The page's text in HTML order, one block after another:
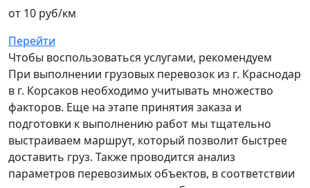
от 10 руб/км
Перейти
Чтобы воспользоваться услугами, рекомендуем
При выполнении грузовых перевозок из г. Краснодар
в г. Корсаков необходимо учитывать множество
факторов. Еще на этапе принятия заказа и
подготовки к выполнению работ мы тщательно
выстраиваем маршрут, который позволит быстрее
доставить груз. Также проводится анализ
параметров перевозимых объектов, в соответствии